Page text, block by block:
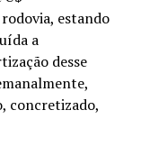
estando
a
desse
concretizado,